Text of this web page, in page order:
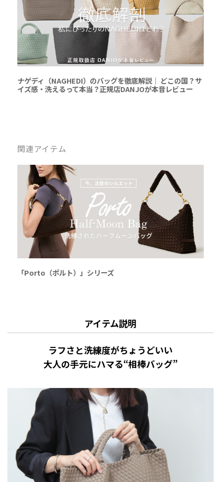
ナゲディ（NAGHEDI）のバッグを徹底解説｜ どこの国？サ
イズ感・洗えるって本当？正規店DANJOが本音レビュー
関連アイテム
「Porto（ポルト）」シリーズ
アイテム説明
ラフさと洗練度がちょうどいい
大人の手元にハマる“相棒バッグ”